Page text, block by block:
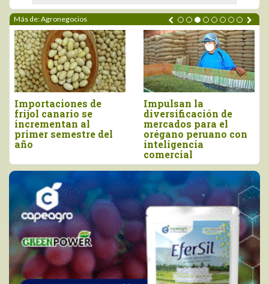
Más de: Agronegocios
Importaciones de
frijol canario se
incrementan al
primer semestre del
año
Impulsan la
diversificación de
mercados para el
orégano peruano con
inteligencia
comercial